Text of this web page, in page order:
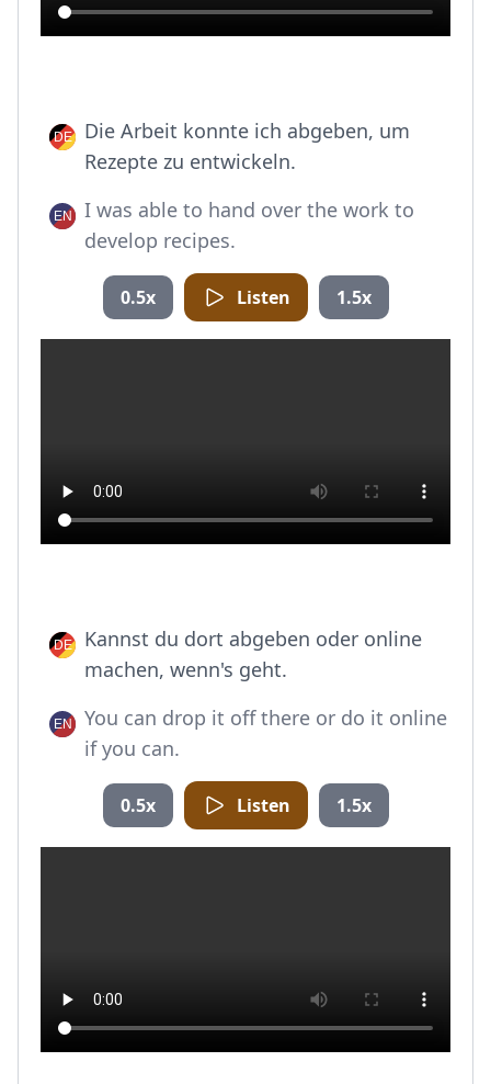
Die Arbeit konnte ich abgeben, um
Rezepte zu entwickeln.
I was able to hand over the work to
develop recipes.
0.5x Listen 1.5x
Kannst du dort abgeben oder online
machen, wenn's geht.
You can drop it off there or do it online
if you can.
0.5x Listen 1.5x